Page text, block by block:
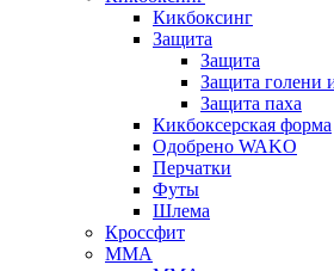
Кикбоксинг
Защита
Защита
Защита голени
Защита паха
Кикбоксерская форма
Одобрено WAKO
Перчатки
Футы
Шлема
Кроссфит
ММА